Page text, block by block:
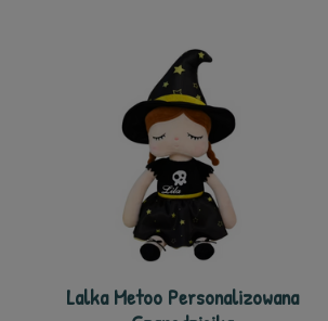
Lalka Metoo Personalizowana